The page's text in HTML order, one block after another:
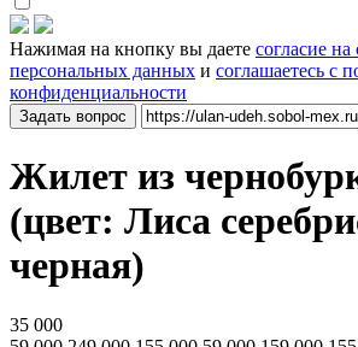
Нажимая на кнопку вы даете согласие на
персональных данных и соглашаетесь с
конфиденциальности
Задать вопрос
Жилет из
(цвет: Лиса
черная)
35 000